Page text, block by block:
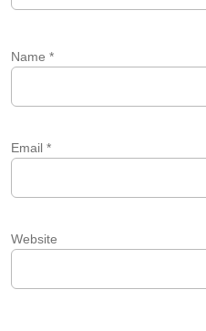
Name *
Email *
Website